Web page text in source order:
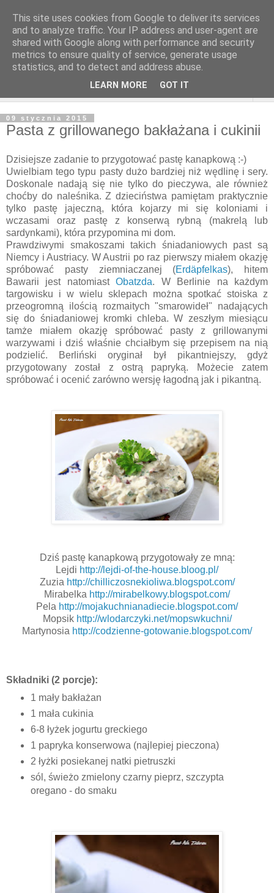
09 stycznia 2015
Pasta z grillowanego bakłażana i cukinii
Dzisiejsze zadanie to przygotować pastę kanapkową :-)
Uwielbiam tego typu pasty dużo bardziej niż wędlinę i sery.
Doskonale nadają się nie tylko do pieczywa, ale również
choćby do naleśnika. Z dzieciństwa pamiętam praktycznie
tylko pastę jajeczną, która kojarzy mi się koloniami i
wczasami oraz pastę z konserwą rybną (makrelą lub
sardynkami), która przypomina mi dom.
Prawdziwymi smakoszami takich śniadaniowych past są
Niemcy i Austriacy. W Austrii po raz pierwszy miałem okazję
spróbować pasty ziemniaczanej (Erdäpfelkas), hitem
Bawarii jest natomiastObatzda. W Berlinie na każdym
targowisku i w wielu sklepach można spotkać stoiska z
przeogromną ilością rozmaitych "smarowideł" nadających
się do śniadaniowej kromki chleba. W zeszłym miesiącu
tamże miałem okazję spróbować pasty z grillowanymi
warzywami i dziś właśnie chciałbym się przepisem na nią
podzielić. Berliński oryginał był pikantniejszy, gdyż
przygotowany został z ostrą papryką. Możecie zatem
spróbować i ocenić zarówno wersję łagodną jak i pikantną.
Dziś pastę kanapkową przygotowały ze mną:
Lejdi http://lejdi-of-the-house.bloog.pl/
Zuzia http://chilliczosnekioliwa.blogspot.com/
Mirabelka http://mirabelkowy.blogspot.com/
Pela http://mojakuchnianadiecie.blogspot.com/
Mopsik http://wlodarczyki.net/mopswkuchni/
Martynosia http://codzienne-gotowanie.blogspot.com/
Składniki (2 porcje):
1 mały bakłażan
1 mała cukinia
6-8 łyżek jogurtu greckiego
1 papryka konserwowa (najlepiej pieczona)
2 łyżki posiekanej natki pietruszki
sól, świeżo zmielony czarny pieprz, szczypta
oregano - do smaku
This site uses cookies from Google to deliver its services
and to analyze traffic. Your IP address and user-agent are
shared with Google along with performance and security
metrics to ensure quality of service, generate usage
statistics, and to detect and address abuse.
LEARN MORE GOT IT